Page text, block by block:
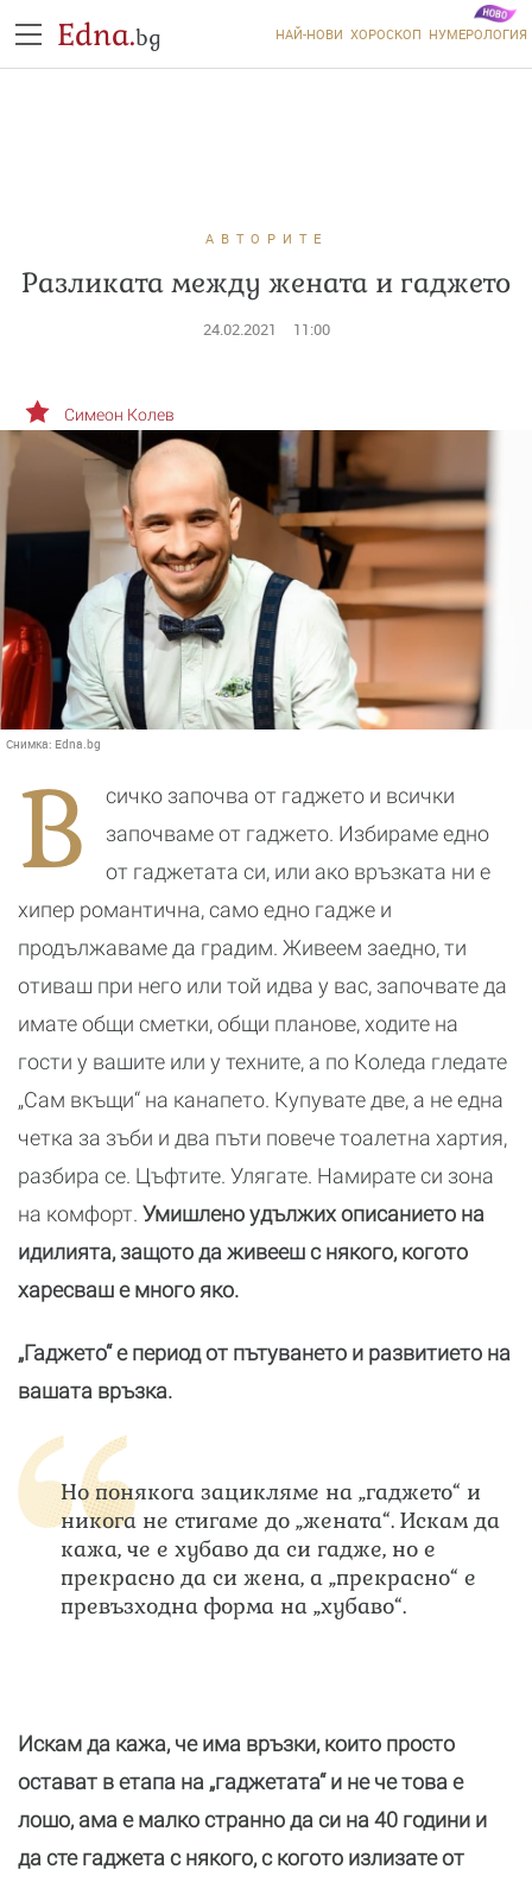
Edna.bg НАЙ-НОВИ ХОРОСКОП НУМЕРОЛОГИЯ
АВТОРИТЕ
Разликата между жената и гаджето
24.02.2021 11:00
Снимка: Edna.bg
Симеон Колев
В
сичко започва от гаджето и всички
започваме от гаджето. Избираме едно
от гаджетата си, или ако връзката ни е
хипер романтична, само едно гадже и
продължаваме да градим. Живеем заедно, ти
отиваш при него или той идва у вас, започвате да
имате общи сметки, общи планове, ходите на
гости у вашите или у техните, а по Коледа гледате
„Сам вкъщи“ на канапето. Купувате две, а не една
четка за зъби и два пъти повече тоалетна хартия,
разбира се. Цъфтите. Улягате. Намирате си зона
на комфорт. Умишлено удължих описанието на
идилията, защото да живееш с някого, когото
харесваш е много яко.
„Гаджето“ е период от пътуването и развитието на
вашата връзка.
Но понякога зацикляме на „гаджето“ и
никога не стигаме до „жената“. Искам да
кажа, че е хубаво да си гадже, но е
прекрасно да си жена, а „прекрасно“ е
превъзходна форма на „хубаво“.
Искам да кажа, че има връзки, които просто
остават в етапа на „гаджетата“ и не че това е
лошо, ама е малко странно да си на 40 години и
да сте гаджета с някого, с когото излизате от